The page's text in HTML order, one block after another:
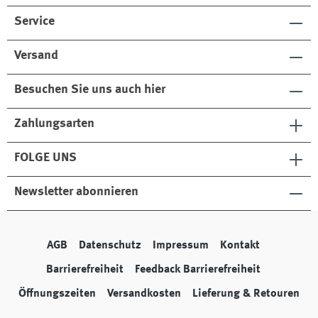
Service
Versand
Besuchen Sie uns auch hier
Zahlungsarten
FOLGE UNS
Newsletter abonnieren
AGB Datenschutz Impressum Kontakt
Barrierefreiheit Feedback Barrierefreiheit
Öffnungszeiten Versandkosten Lieferung & Retouren